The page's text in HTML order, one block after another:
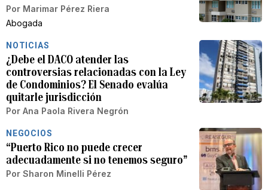
Por Marimar Pérez Riera
Abogada
NOTICIAS
¿Debe el DACO atender las
controversias relacionadas con la Ley
de Condominios? El Senado evalúa
quitarle jurisdicción
Por Ana Paola Rivera Negrón
NEGOCIOS
“Puerto Rico no puede crecer
adecuadamente si no tenemos seguro”
Por Sharon Minelli Pérez